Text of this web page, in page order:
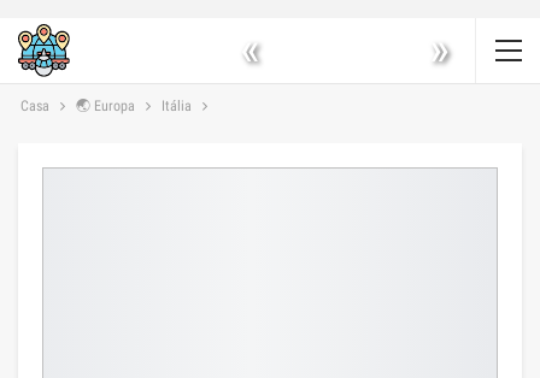
« »
Casa 🌏 Europa Itália